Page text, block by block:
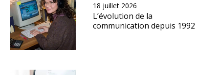
18 juillet 2026
L’évolution de la
communication depuis 1992